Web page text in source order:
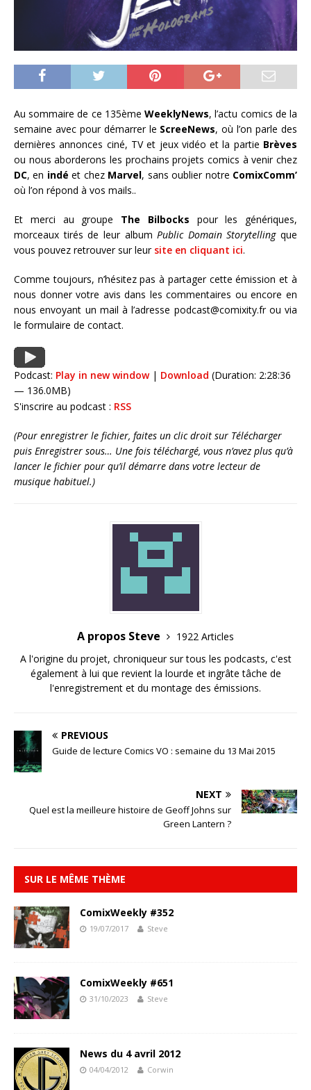
Au sommaire de ce 135èmeWeeklyNews, l’actu comics de la
semaine avec pour démarrer le ScreeNews, où l’on parle des
dernières annonces ciné, TV et jeux vidéo et la partie Brèves
ou nous aborderons les prochains projets comics à venir chez
DC, en indé et chez Marvel, sans oublier notre ComixComm’
où l’on répond à vos mails..
Et merci au groupe The Bilbocks pour les génériques,
morceaux tirés de leur album Public Domain Storytellingque
vous pouvez retrouver sur leursite en cliquant ici.
Comme toujours, n’hésitez pas à partager cette émission et à
nous donner votre avis dans les commentaires ou encore en
nous envoyant un mail à l’adresse podcast@comixity.fr ou via
le formulaire de contact.
Podcast: Play in new window| Download (Duration: 2:28:36
— 136.0MB)
S'inscrire au podcast : RSS
(Pour enregistrer le fichier, faites un clic droit sur Télécharger
puis Enregistrer sous… Une fois téléchargé, vous n’avez plus qu’à
lancer le fichier pour qu’il démarre dans votre lecteur de
musique habituel.)
A propos Steve
1922 Articles
A l'origine du projet, chroniqueur sur tous les podcasts, c'est
également à lui que revient la lourde et ingrâte tâche de
l'enregistrement et du montage des émissions.
PREVIOUS
Guide de lecture Comics VO : semaine du 13 Mai 2015
NEXT
Quel est la meilleure histoire de Geoff Johns sur
Green Lantern ?
SUR LE MÊME THÈME
ComixWeekly #352
19/07/2017 Steve
ComixWeekly #651
31/10/2023 Steve
News du 4 avril 2012
04/04/2012 Corwin